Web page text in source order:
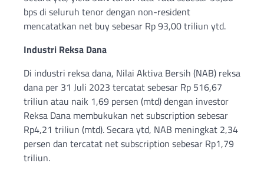
bps di seluruh tenor dengan non-resident
mencatatkan net buy sebesar Rp 93,00 triliun ytd.
Industri Reksa Dana
Di industri reksa dana, Nilai Aktiva Bersih (NAB) reksa
dana per 31 Juli 2023 tercatat sebesar Rp 516,67
triliun atau naik 1,69 persen (mtd) dengan investor
Reksa Dana membukukan net subscription sebesar
Rp4,21 triliun (mtd). Secara ytd, NAB meningkat 2,34
persen dan tercatat net subscription sebesar Rp1,79
triliun.